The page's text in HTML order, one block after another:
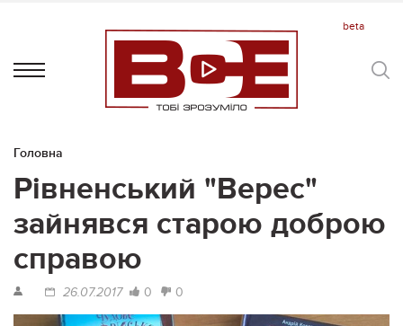
Головна
Рівненський "Верес"
зайнявся старою доброю
справою
26.07.2017 0 0